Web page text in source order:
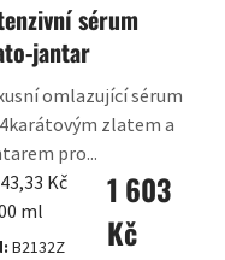
sérum
jantar
1 603
Kč
Kč
ml
omlazující sérum
zlatem a
pro...
B2132Z